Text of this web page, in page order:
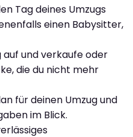
Tag deines Umzugs
einen Babysitter,
auf und verkaufe oder
die du nicht mehr
für deinen Umzug und
im Blick.